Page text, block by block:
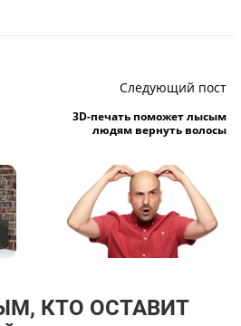
Следующий пост
3D-печать поможет лысым
людям вернуть волосы
КТО ОСТАВИТ